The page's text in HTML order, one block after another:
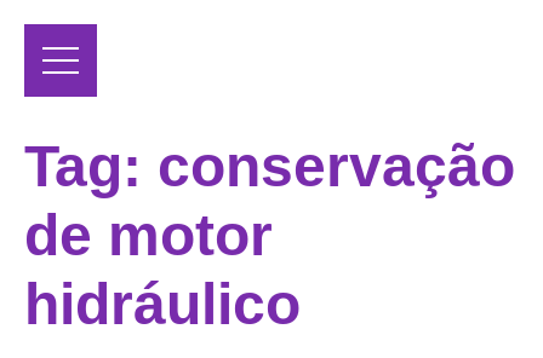
Tag: conservação
de motor
hidráulico